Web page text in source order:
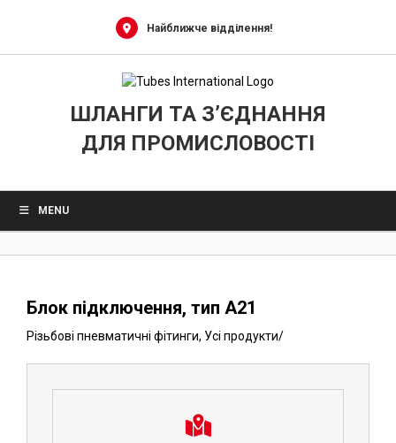
Найближче відділення!
ШЛАНГИ ТА З’ЄДНАННЯ
ДЛЯ ПРОМИСЛОВОСТІ
MENU
Блок підключення, тип A21
Різьбові пневматичні фітинги, Усі продукти/